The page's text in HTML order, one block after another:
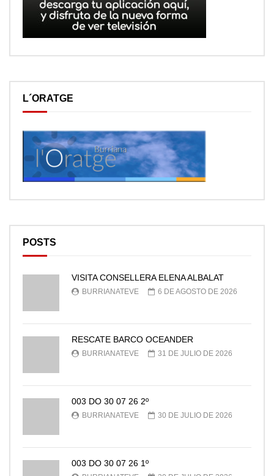
L´ORATGE
POSTS
VISITA CONSELLERA ELENA ALBALAT
BURRIANATEVE 6 DE AGOSTO DE 2026
RESCATE BARCO OCEANDER
BURRIANATEVE 31 DE JULIO DE 2026
003 DO 30 07 26 2º
BURRIANATEVE 30 DE JULIO DE 2026
003 DO 30 07 26 1º